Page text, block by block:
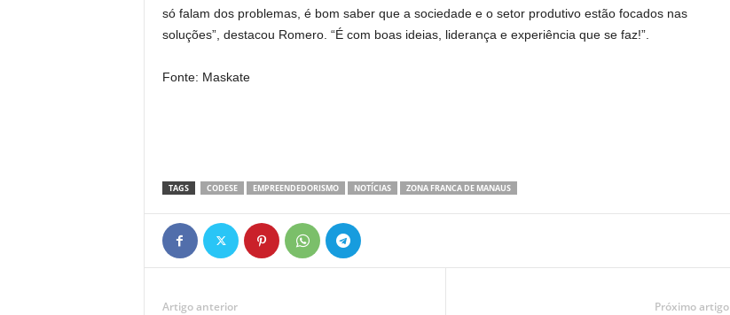
só falam dos problemas, é bom saber que a sociedade e o setor produtivo estão focados nas
soluções”, destacou Romero. “É com boas ideias, liderança e experiência que se faz!”.
Fonte: Maskate
TAGS CODESE EMPREENDEDORISMO NOTÍCIAS ZONA FRANCA DE MANAUS
Artigo anterior Próximo artigo